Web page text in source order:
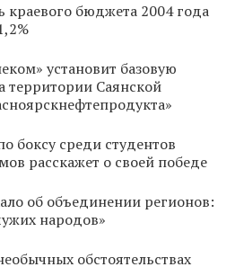
краевого бюджета 2004 года
установит базовую
территории Саянской
боксу среди студентов
расскажет о своей победе
об объединении регионов:
народов»
обстоятельствах